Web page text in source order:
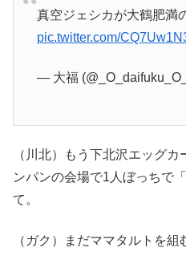
真空ジェシカが大鶴肥満
pic.twitter.com/
— 大福
（川北）もう下北沢エッグ
ンパンの会場で1人ぼっちで
て。
（ガク）まだママタルトを組